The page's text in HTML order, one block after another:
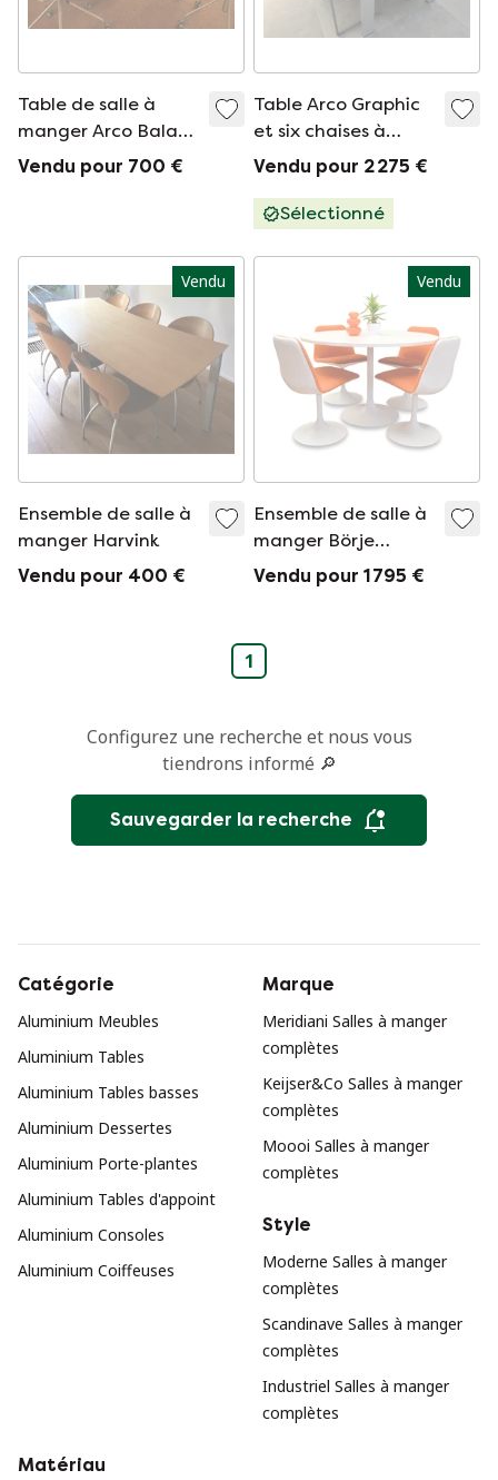
Table de salle à
manger Arco Balans
avec 6x chaises Viva
Vendu pour 700 €
Table Arco Graphic
et six chaises à
structure XL
Vendu pour 2 275 €
Sélectionné
Vendu
Ensemble de salle à
manger Harvink
Vendu pour 400 €
Vendu
Ensemble de salle à
manger Börje
Johanson
Vendu pour 1 795 €
1
Configurez une recherche et nous vous
tiendrons informé 🔎
Sauvegarder la recherche
Catégorie
Aluminium Meubles
Aluminium Tables
Aluminium Tables basses
Aluminium Dessertes
Aluminium Porte-plantes
Aluminium Tables d'appoint
Aluminium Consoles
Aluminium Coiffeuses
Marque
Meridiani Salles à manger
complètes
Keijser&Co Salles à manger
complètes
Moooi Salles à manger
complètes
Style
Moderne Salles à manger
complètes
Scandinave Salles à manger
complètes
Industriel Salles à manger
complètes
Matériau